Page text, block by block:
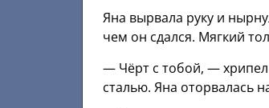
Яна вырвала руку и
чем он сдался. Мягкий
— Чёрт с тобой, — хрипел
сталью. Яна оторвалась